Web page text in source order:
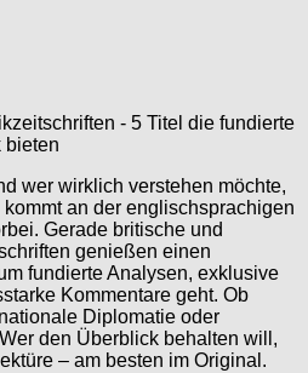
wer wirklich verstehen möchte,
an der englischsprachigen
Gerade britische und
genießen einen
fundierte Analysen, exklusive
Kommentare geht. Ob
Diplomatie oder
den Überblick behalten will,
– am besten im Original.